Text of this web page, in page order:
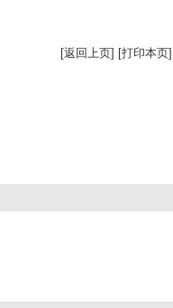
[返回上页] [打印本页]